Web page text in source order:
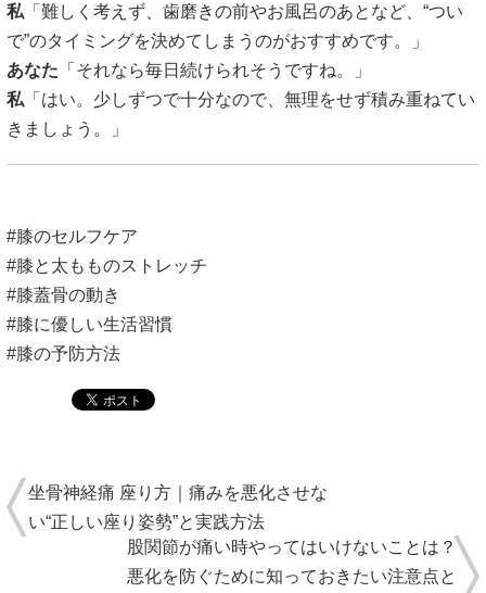
私 「難しく考えず、歯磨きの前やお風呂のあとなど、“つい
で”のタイミングを決めてしまうのがおすすめです。」
あなた 「それなら毎日続けられそうですね。」
私 「はい。少しずつで十分なので、無理をせず積み重ねてい
きましょう。」
#膝のセルフケア
#膝と太もものストレッチ
#膝蓋骨の動き
#膝に優しい生活習慣
#膝の予防方法
坐骨神経痛 座り方｜痛みを悪化させな
い“正しい座り姿勢”と実践方法
股関節が痛い時やってはいけないことは？
悪化を防ぐために知っておきたい注意点と